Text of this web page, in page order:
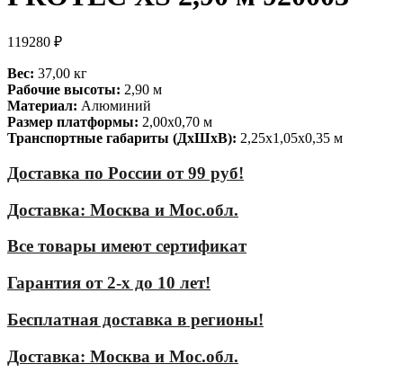
119280 ₽
Вес: 37,00 кг
Рабочие высоты: 2,90 м
Материал: Алюминий
Размер платформы: 2,00х0,70 м
Транспортные габариты (ДхШхВ): 2,25х1,05х0,35 м
Доставка по России от 99 руб!
Доставка: Москва и Мос.обл.
Все товары имеют сертификат
Гарантия от 2-х до 10 лет!
Бесплатная доставка в регионы!
Доставка: Москва и Мос.обл.